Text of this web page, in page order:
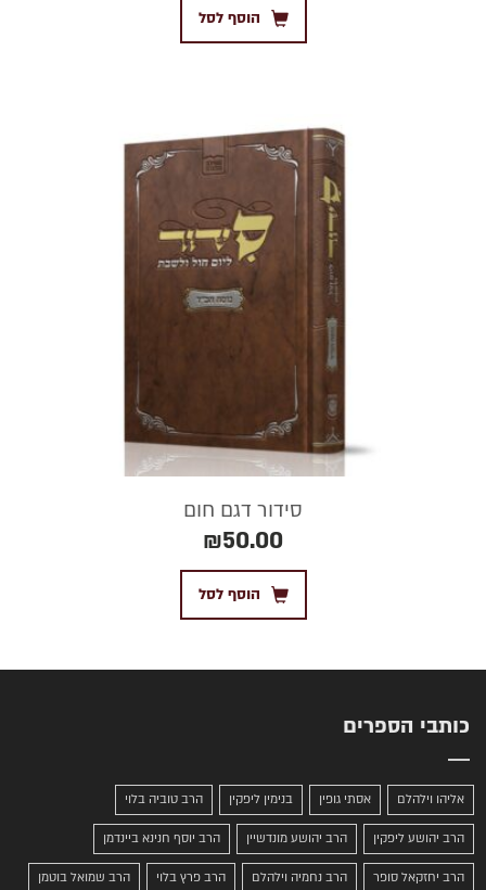
הוסף לסל
סידור דגם חום
₪50.00
הוסף לסל
כותבי הספרים
אליהו וילהלם אסתי גופין בנימין ליפקין הרב טוביה בלוי
הרב יהושע ליפקין הרב יהושע מונדשיין הרב יוסף חנינא ביינדמן
הרב יחזקאל סופר הרב נחמיה וילהלם הרב פרץ בלוי הרב שמואל בוטמן